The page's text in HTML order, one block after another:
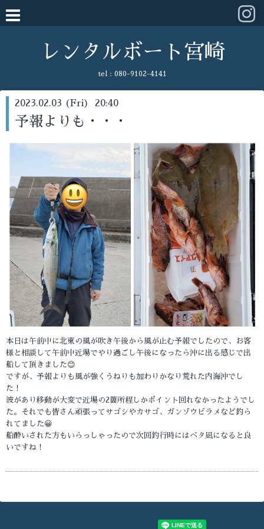
レンタルボート宮崎
tel : 080-9102-4141
2023.02.03 (Fri) 20:40
予報よりも・・・
本日は午前中に北東の風が吹き午後から風が止む予報でしたので、お客
様と相談して午前中近場でやり過ごし午後になったら沖に出る感じで出
船して頂きました😊
ですが、予報よりも風が強くうねりも加わりかなり荒れた内海沖でし
た！
波があり移動が大変で近場の2箇所程しかポイント回れなかったようでし
た。それでも皆さん頑張ってサゴシやカサゴ、ガンゾウビラメなど釣ら
れてました😀
船酔いされた方もいらっしゃったので次回釣行時にはベタ凪になると良
いですね！